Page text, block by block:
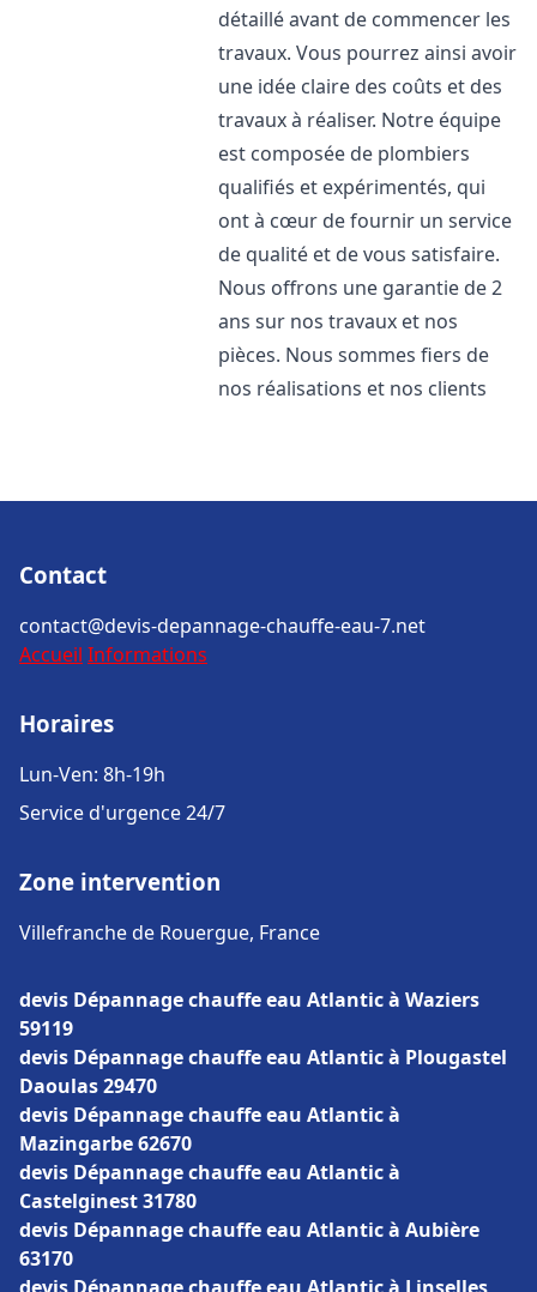
détaillé avant de commencer les
travaux. Vous pourrez ainsi avoir
une idée claire des coûts et des
travaux à réaliser. Notre équipe
est composée de plombiers
qualifiés et expérimentés, qui
ont à cœur de fournir un service
de qualité et de vous satisfaire.
Nous offrons une garantie de 2
ans sur nos travaux et nos
pièces. Nous sommes fiers de
nos réalisations et nos clients
Contact
contact@devis-depannage-chauffe-eau-7.net
Accueil Informations
Horaires
Lun-Ven: 8h-19h
Service d'urgence 24/7
Zone intervention
Villefranche de Rouergue, France
devis Dépannage chauffe eau Atlantic à Waziers
59119
devis Dépannage chauffe eau Atlantic à Plougastel
Daoulas 29470
devis Dépannage chauffe eau Atlantic à
Mazingarbe 62670
devis Dépannage chauffe eau Atlantic à
Castelginest 31780
devis Dépannage chauffe eau Atlantic à Aubière
63170